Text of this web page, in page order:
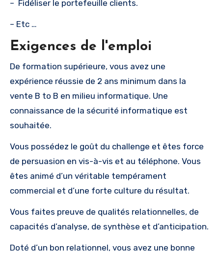
– Fidéliser le portefeuille clients.
– Etc …
Exigences de l'emploi
De formation supérieure, vous avez une
expérience réussie de 2 ans minimum dans la
vente B to B en milieu informatique. Une
connaissance de la sécurité informatique est
souhaitée.
Vous possédez le goût du challenge et êtes force
de persuasion en vis-à-vis et au téléphone. Vous
êtes animé d’un véritable tempérament
commercial et d’une forte culture du résultat.
Vous faites preuve de qualités relationnelles, de
capacités d’analyse, de synthèse et d’anticipation.
Doté d’un bon relationnel, vous avez une bonne